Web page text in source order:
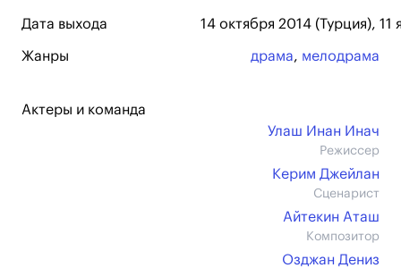
Дата выхода 14 октября 2014 (Турция),
Жанры драма, мелодрама
Актеры и команда
Улаш Инан Инач
Режиссер
Керим Джейлан
Сценарист
Айтекин Аташ
Композитор
Озджан Дениз